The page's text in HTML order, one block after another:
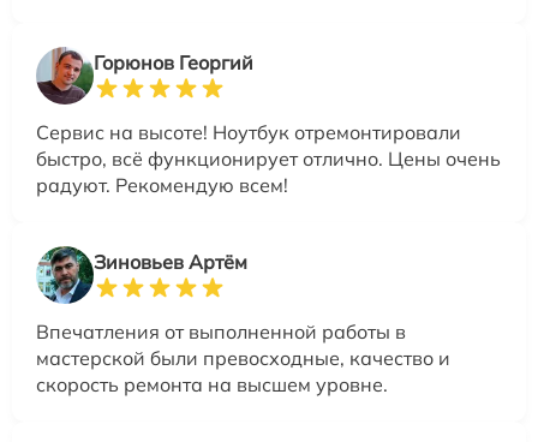
Горюнов Георгий
Сервис на высоте! Ноутбук отремонтировали
быстро, всё функционирует отлично. Цены очень
радуют. Рекомендую всем!
Зиновьев Артём
Впечатления от выполненной работы в
мастерской были превосходные, качество и
скорость ремонта на высшем уровне.